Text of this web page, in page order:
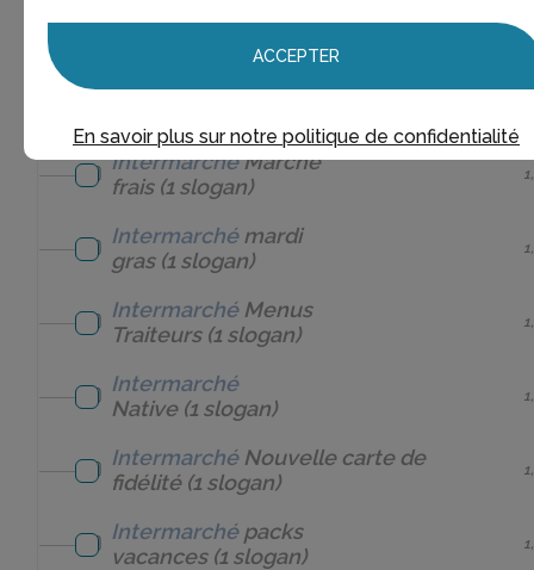
IntermarchéLes Mousquetaires
IntermarchéMarché
frais(1 slogan)
Intermarché mardi
gras(1 slogan)
Intermarché Menus
Traiteurs(1 slogan)
Intermarché
Native(1 slogan)
Intermarché Nouvelle carte de
fidélité(1 slogan)
Intermarché packs
vacances(1 slogan)
ACCEPTER
En savoir plus sur notre politique de confidentialité